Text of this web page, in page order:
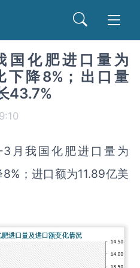
国化肥进口量为
降8%；出口量
43.7%
月我国化肥进口量为
；进口额为11.89亿美